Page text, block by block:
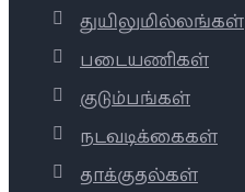
துயிலுமில்லங்கள்
படையணிகள்
குடும்பங்கள்
நடவடிக்கைகள்
தாக்குதல்கள்